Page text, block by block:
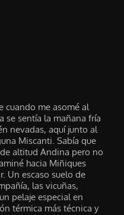
cuando me asomé al
se sentía la mañana fría
nevadas, aquí junto al
Miscanti. Sabía que
altitud Andina pero no
hacia Miñiques
Un escaso suelo de
las vicuñas,
pelaje especial en
térmica más técnica y